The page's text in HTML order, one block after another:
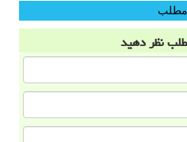
مطلب
نظر دهید